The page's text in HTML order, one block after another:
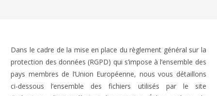
Dans le cadre de la mise en place du règlement général sur la
protection des données (RGPD) qui s’impose à l’ensemble des
pays membres de l’Union Européenne, nous vous détaillons
ci-dessous l’ensemble des fichiers utilisés par le site